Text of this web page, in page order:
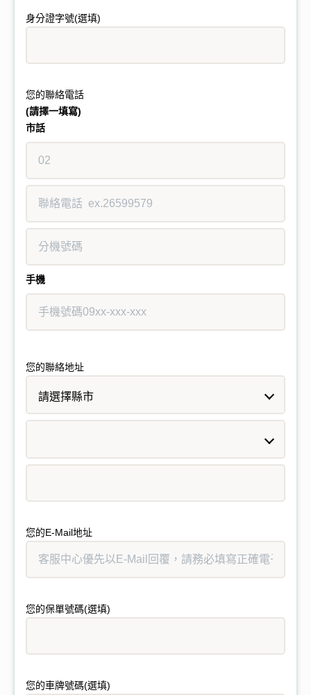
身分證字號(選填)
您的聯絡電話
(請擇一填寫)
市話
手機
您的聯絡地址
您的E-Mail地址
您的保單號碼(選填)
您的車牌號碼(選填)